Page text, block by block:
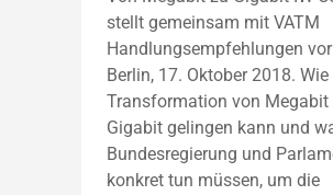
stellt gemeinsam mit VATM
Handlungsempfehlungen vor
Berlin, 17. Oktober 2018. Wie
Transformation von Megabit
Gigabit gelingen kann und
Bundesregierung und
konkret tun müssen, um die